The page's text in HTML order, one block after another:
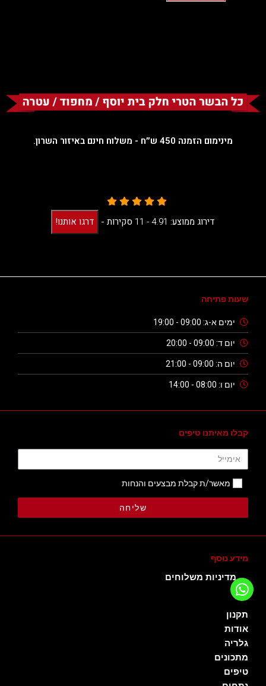
מינימום הזמנה 450 ש״ח - משלוח חינם באיזור השרון.
דירוג ממוצע: 4.91 -
11 סקירות - דרגו אותנו!
שעות פתיחה
ימים א-ג: 09:00 - 19:00
יום ד: 09:00 - 20:00
יום ה: 09:00 - 21:00
יום ו: 08:00 - 14:00
קבלו מאיתנו טיפים
מאשר/ת קבלת מבצעים והנחות
שליחה
מידע נוסף
מדיניות משלוחים
תקנון
אודות
גלריה
מתכונים
טיפים